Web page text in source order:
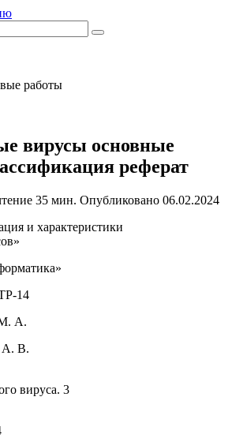
работы
вирусы основные
реферат
35 мин. Опубликовано 06.02.2024
и характеристики
14
М. А.
А. В.
вируса. 3